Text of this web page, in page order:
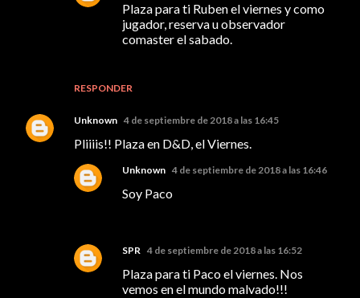
RESPONDER
Plaza para ti Ruben el viernes y como
jugador, reserva u observador
comaster el sabado.
Unknown 4 de septiembre de 2018 a las 16:45
Pliiiis!! Plaza en D&D, el Viernes.
Unknown 4 de septiembre de 2018 a las 16:46
Soy Paco
SPR 4 de septiembre de 2018 a las 16:52
Plaza para ti Paco el viernes. Nos
vemos en el mundo malvado!!!